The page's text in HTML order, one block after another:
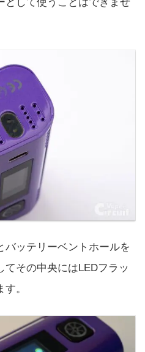
バッテリーベントホールを
その中央にはLEDフラッ
。